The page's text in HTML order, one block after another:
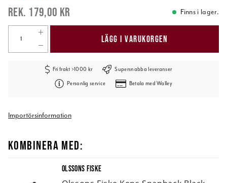
179,00 kr Finns i lager.
LÄGG I VARUKORGEN
Fri frakt >1000 kr Supersnabba leveranser
Personlig service Betala med Walley
Importörsinformation
KOMBINERA MED:
OLSSONS FISKE